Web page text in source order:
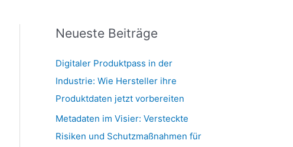
Neueste Beiträge
Digitaler Produktpass in der
Industrie: Wie Hersteller ihre
Produktdaten jetzt vorbereiten
Metadaten im Visier: Versteckte
Risiken und Schutzmaßnahmen für